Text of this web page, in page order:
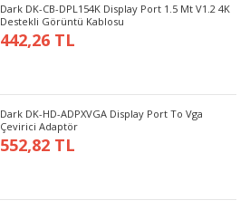
Dark DK-CB-DPL154K Display Port 1.5 Mt V1.2 4K
Destekli Görüntü Kablosu
442,26 TL
Dark DK-HD-ADPXVGA Display Port To Vga
Çevirici Adaptör
552,82 TL